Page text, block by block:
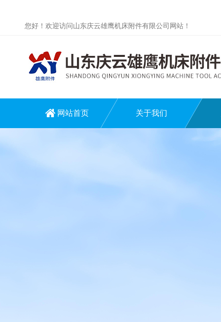
您好！欢迎访问山东庆云雄鹰机床附件有限公司网站！
网站首页 关于我们